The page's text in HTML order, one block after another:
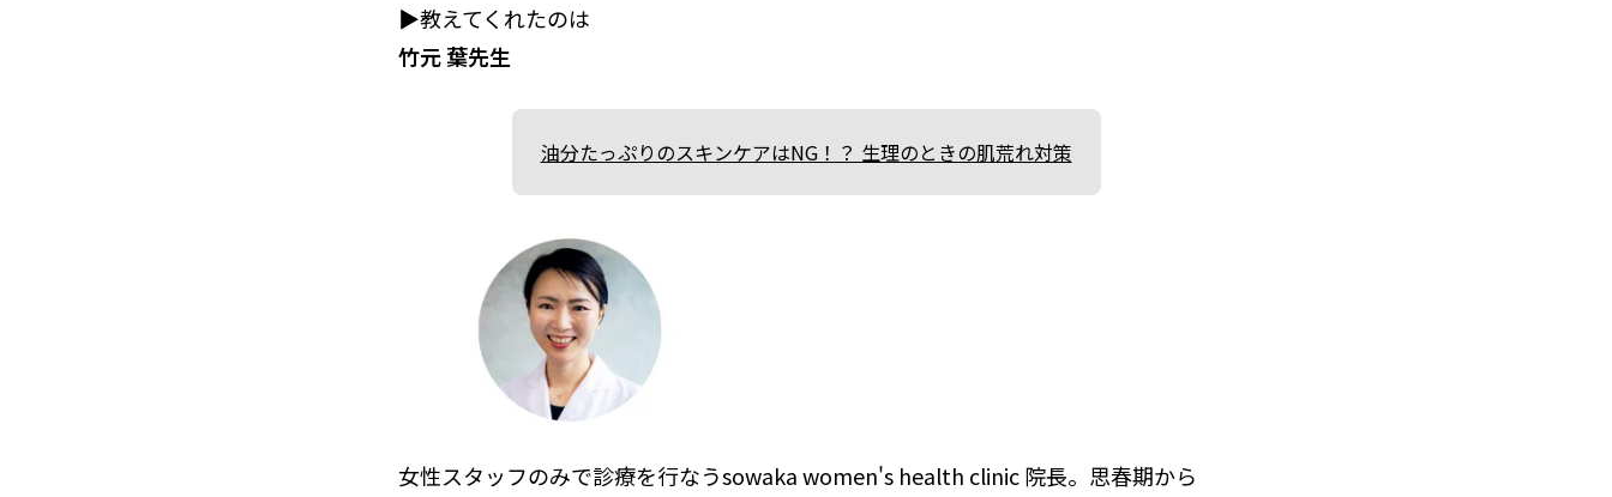
▶︎教えてくれたのは
竹元 葉先生
油分たっぷりのスキンケアはNG！？ 生理のときの肌荒れ対策
女性スタッフのみで診療を行なうsowaka women's health clinic 院長。思春期から